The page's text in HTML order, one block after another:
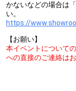
かないなどの場合は
い。
https://
【お願い】
本イベントについて
への直接のご連絡は